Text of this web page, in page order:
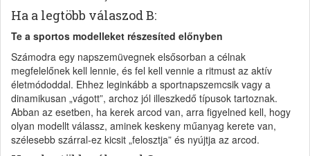
Ha a legtöbb válaszod B:
Te a sportos modelleket részesíted előnyben
Számodra egy napszemüvegnek elsősorban a célnak
megfelelőnek kell lennie, és fel kell vennie a ritmust az aktív
életmódoddal. Ehhez leginkább a sportnapszemcsik vagy a
dinamikusan „vágott”, archoz jól illeszkedő típusok tartoznak.
Abban az esetben, ha kerek arcod van, arra figyelned kell, hogy
olyan modellt válassz, aminek keskeny műanyag kerete van,
szélesebb szárral-ez kicsit „felosztja” és nyújtja az arcod.